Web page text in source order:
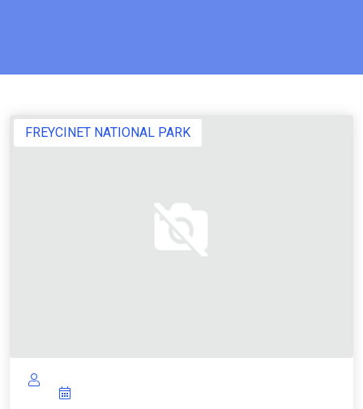
FREYCINET NATIONAL PARK